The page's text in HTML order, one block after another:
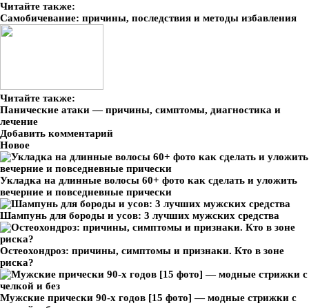
Читайте также:
Самобичевание: причины, последствия и методы избавления
Читайте также:
Панические атаки — причины, симптомы, диагностика и
лечение
Добавить комментарий
Новое
Укладка на длинные волосы 60+ фото как сделать и уложить
вечерние и повседневные прически
Шампунь для бороды и усов: 3 лучших мужских средства
Остеохондроз: причины, симптомы и признаки. Кто в зоне
риска?
Мужские прически 90-х годов [15 фото] — модные стрижки с